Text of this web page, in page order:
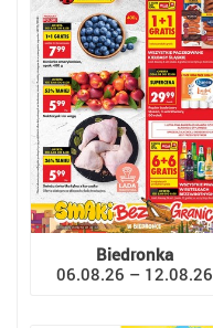
Biedronka
06.08.26 – 12.08.26